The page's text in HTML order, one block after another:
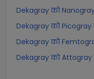
Dekagray को
Dekagray को
Dekagray को
Dekagray को